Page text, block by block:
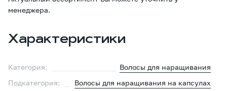
менеджера.
Характеристики
Категория:
Волосы для наращивания
Подкатегория:
Волосы для наращивания на капсулах